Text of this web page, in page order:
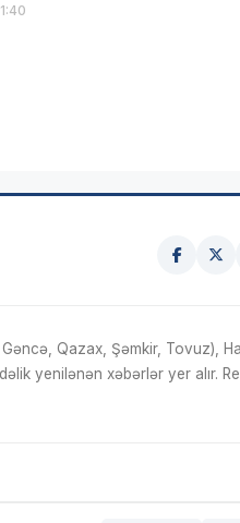
Qazax, Şəmkir, Tovuz),
yenilənən xəbərlər yer alır.